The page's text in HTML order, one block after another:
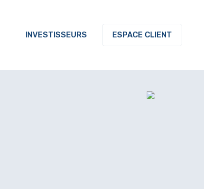
INVESTISSEURS ESPACE CLIENT